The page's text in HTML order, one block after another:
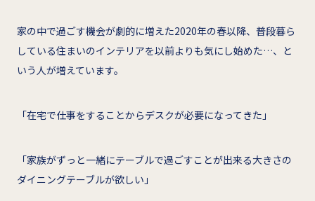
家の中で過ごす機会が劇的に増えた2020年の春以降、普段暮ら
している住まいのインテリアを以前よりも気にし始めた…、と
いう人が増えています。
「在宅で仕事をすることからデスクが必要になってきた」
「家族がずっと一緒にテーブルで過ごすことが出来る大きさの
ダイニングテーブルが欲しい」